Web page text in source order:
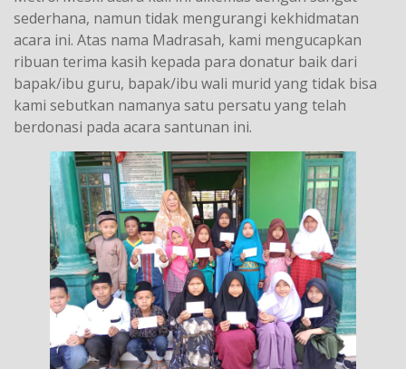
sederhana, namun tidak mengurangi kekhidmatan
acara ini. Atas nama Madrasah, kami mengucapkan
ribuan terima kasih kepada para donatur baik dari
bapak/ibu guru, bapak/ibu wali murid yang tidak bisa
kami sebutkan namanya satu persatu yang telah
berdonasi pada acara santunan ini.